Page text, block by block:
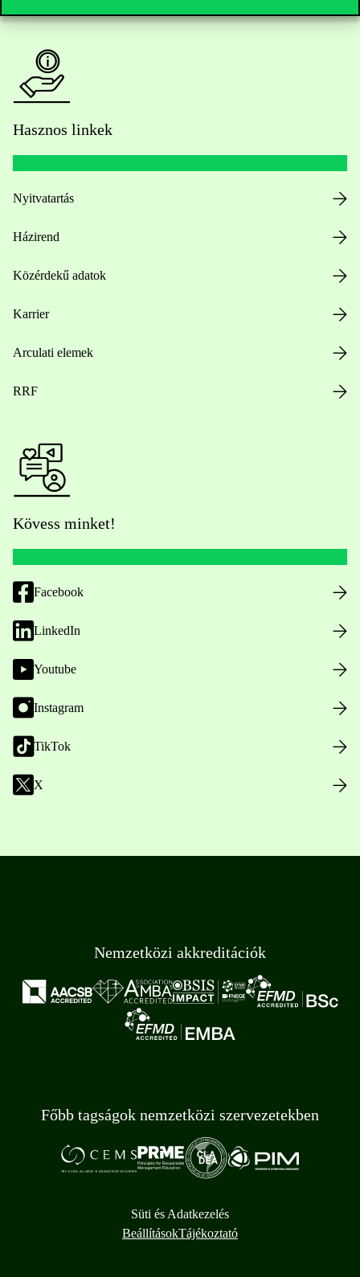
Hasznos linkek
Nyitvatartás
Házirend
Közérdekű adatok
Karrier
Arculati elemek
RRF
Kövess minket!
Facebook
LinkedIn
Youtube
Instagram
TikTok
X
Nemzetközi akkreditációk
Főbb tagságok nemzetközi szervezetekben
Süti és Adatkezelés
BeállításokTájékoztató